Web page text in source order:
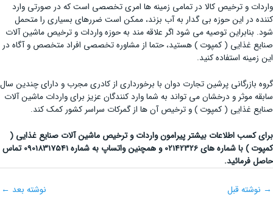
واردات و ترخیص کالا در تمامی زمینه ها امری تخصصی است که در صورتی وارد
کننده در این حوزه بی گدار به آب بزند، ممکن است ضررهای بسیاری را متحمل
شود. بنابراین توصیه می شود اگر علاقه مند به حوزه واردات و ترخیص ماشین آلات
صنایع غذایی ( کمپوت ) هستید، حتما از مشاوره تخصصی افراد متخصص و آگاه در
این زمینه استفاده کنید.
گروه بازرگانی پرشین تجارت دوان با برخورداری از کادری مجرب و دارای چندین سال
سابقه موثر و درخشان می تواند به شما وارد کنندگان عزیز برای واردات ماشین آلات
صنایع غذایی ( کمپوت ) و ترخیص آن ها از گمرکات سراسر کشور کمک کند.
برای کسب اطلاعات بیشتر پیرامونواردات و ترخیص ماشین آلات صنایع غذایی (
کمپوت ) با
شماره های 02142326 و همچنین واتساپ به شماره 09018317541 تماس
حاصل فرمائید.
→ نوشته قبل نوشته بعد ←